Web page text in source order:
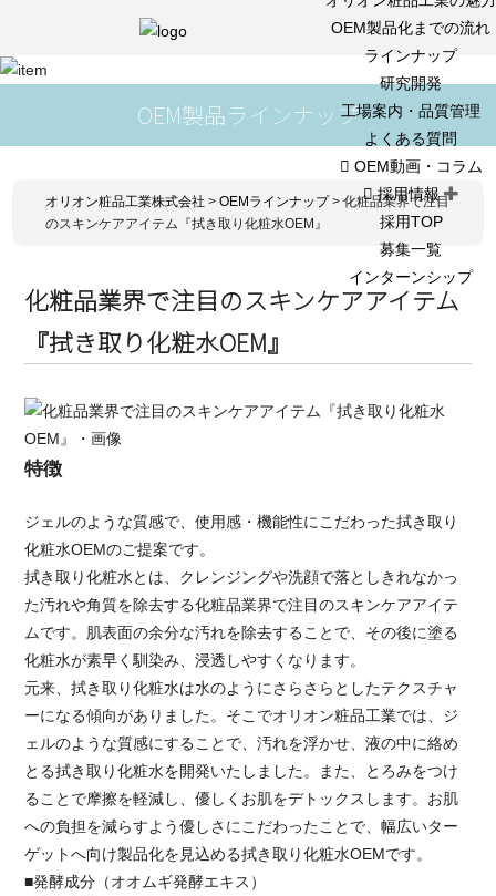
OEM製品化までの流れ
ラインナップ
研究開発
工場案内・品質管理
よくある質問
OEM動画・コラム
採用情報
採用TOP
募集一覧
インターンシップ
OEM製品ラインナップ
オリオン粧品工業株式会社 >OEMラインナップ>化粧品業界で注目
のスキンケアアイテム『拭き取り化粧水OEM』
化粧品業界で注目のスキンケアアイテム
『拭き取り化粧水OEM』
特徴
ジェルのような質感で、使用感・機能性にこだわった拭き取り
化粧水OEMのご提案です。
拭き取り化粧水とは、クレンジングや洗顔で落としきれなかっ
た汚れや角質を除去する化粧品業界で注目のスキンケアアイテ
ムです。肌表面の余分な汚れを除去することで、その後に塗る
化粧水が素早く馴染み、浸透しやすくなります。
元来、拭き取り化粧水は水のようにさらさらとしたテクスチャ
ーになる傾向がありました。そこでオリオン粧品工業では、ジ
ェルのような質感にすることで、汚れを浮かせ、液の中に絡め
とる拭き取り化粧水を開発いたしました。また、とろみをつけ
ることで摩擦を軽減し、優しくお肌をデトックスします。お肌
への負担を減らすよう優しさにこだわったことで、幅広いター
ゲットへ向け製品化を見込める拭き取り化粧水OEMです。
■発酵成分（オオムギ発酵エキス）